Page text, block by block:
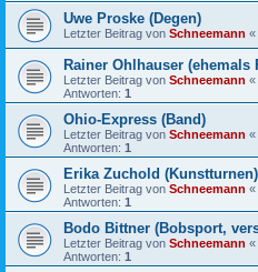
Uwe Proske (Degen)
Letzter Beitrag von Schneemann «
Rainer Ohlhauser (ehemals
Letzter Beitrag von Schneemann «
Antworten: 1
Ohio-Express (Band)
Letzter Beitrag von Schneemann «
Antworten: 1
Erika Zuchold
Letzter Beitrag von Schneemann «
Antworten: 1
Bodo Bittner (Bobsport,
Letzter Beitrag von Schneemann «
Antworten: 1